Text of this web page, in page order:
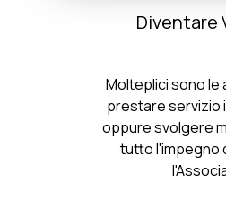
Diventare
Molteplici sono le
prestare servizio
oppure svolgere
tutto l'impegno